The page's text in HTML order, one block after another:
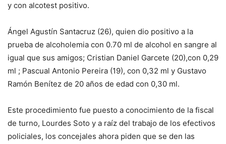
y con alcotest positivo.
Ángel Agustín Santacruz (26), quien dio positivo a la
prueba de alcoholemia con 0.70 ml de alcohol en sangre al
igual que sus amigos; Cristian Daniel Garcete (20),con 0,29
ml ; Pascual Antonio Pereira (19), con 0,32 ml y Gustavo
Ramón Benítez de 20 años de edad con 0,30 ml.
Este procedimiento fue puesto a conocimiento de la fiscal
de turno, Lourdes Soto y a raíz del trabajo de los efectivos
policiales, los concejales ahora piden que se den las